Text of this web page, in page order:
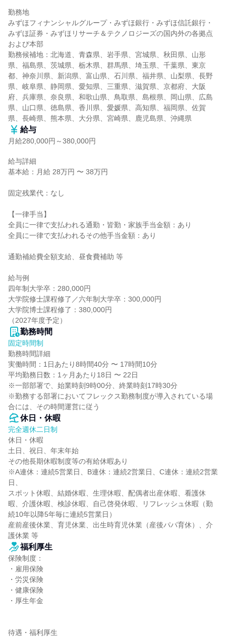
勤務地
みずほフィナンシャルグループ・みずほ銀行・みずほ信託銀行・
みずほ証券・みずほリサーチ＆テクノロジーズの国内外の各拠点
および本部
勤務候補地：北海道、青森県、岩手県、宮城県、秋田県、山形
県、福島県、茨城県、栃木県、群馬県、埼玉県、千葉県、東京
都、神奈川県、新潟県、富山県、石川県、福井県、山梨県、長野
県、岐阜県、静岡県、愛知県、三重県、滋賀県、京都府、大阪
府、兵庫県、奈良県、和歌山県、鳥取県、島根県、岡山県、広島
県、山口県、徳島県、香川県、愛媛県、高知県、福岡県、佐賀
県、長崎県、熊本県、大分県、宮崎県、鹿児島県、沖縄県
給与
月給280,000円～380,000円
給与詳細
基本給：月給 28万円 〜 38万円
固定残業代：なし
【一律手当】
全員に一律で支払われる通勤・皆勤・家族手当金額：あり
全員に一律で支払われるその他手当金額：あり
通勤補給費全額支給、昼食費補助 等
給与例
四年制大学卒：280,000円
大学院修士課程修了／六年制大学卒：300,000円
大学院博士課程修了：380,000円
（2027年度予定）
勤務時間
固定時間制
勤務時間詳細
実働時間：1日あたり8時間40分 〜 17時間10分
平均勤務日数：1ヶ月あたり18日 〜 22日
※一部部署で、始業時刻9時00分、終業時刻17時30分
※勤務する部署においてフレックス勤務制度が導入されている場
合には、その時間運営に従う
休日・休暇
完全週休二日制
休日・休暇
土日、祝日、年末年始
その他長期休暇制度等の有給休暇あり
※A連休：連続5営業日、B連休：連続2営業日、C連休：連続2営業
日、
スポット休暇、結婚休暇、生理休暇、配偶者出産休暇、看護休
暇、介護休暇、検診休暇、自己啓発休暇、リフレッシュ休暇（勤
続10年以降5年毎に連続5営業日）
産前産後休業、育児休業、出生時育児休業（産後パパ育休）、介
護休業 等
福利厚生
保険制度：
・雇用保険
・労災保険
・健康保険
・厚生年金
待遇・福利厚生